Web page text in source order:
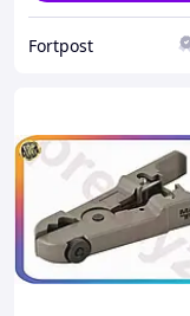
Fortpost